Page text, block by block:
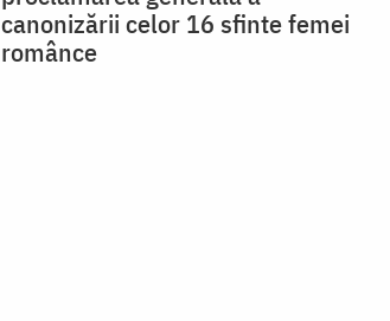
canonizării celor 16 sfinte femei
românce